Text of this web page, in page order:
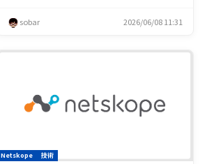
sobar 2026/06/08 11:31
Netskope 技術